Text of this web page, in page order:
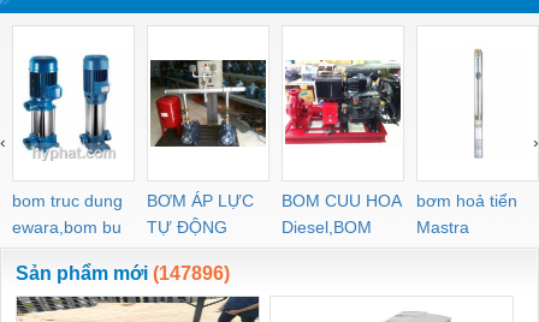
bom truc dung
ewara,bom bu
ewara
BƠM ÁP LỰC
TỰ ĐỘNG
BOM CUU HOA
Diesel,BOM
CHUA CHAY
bơm hoả tiển
Mastra
‹ ›
Sản phẩm mới (147896)